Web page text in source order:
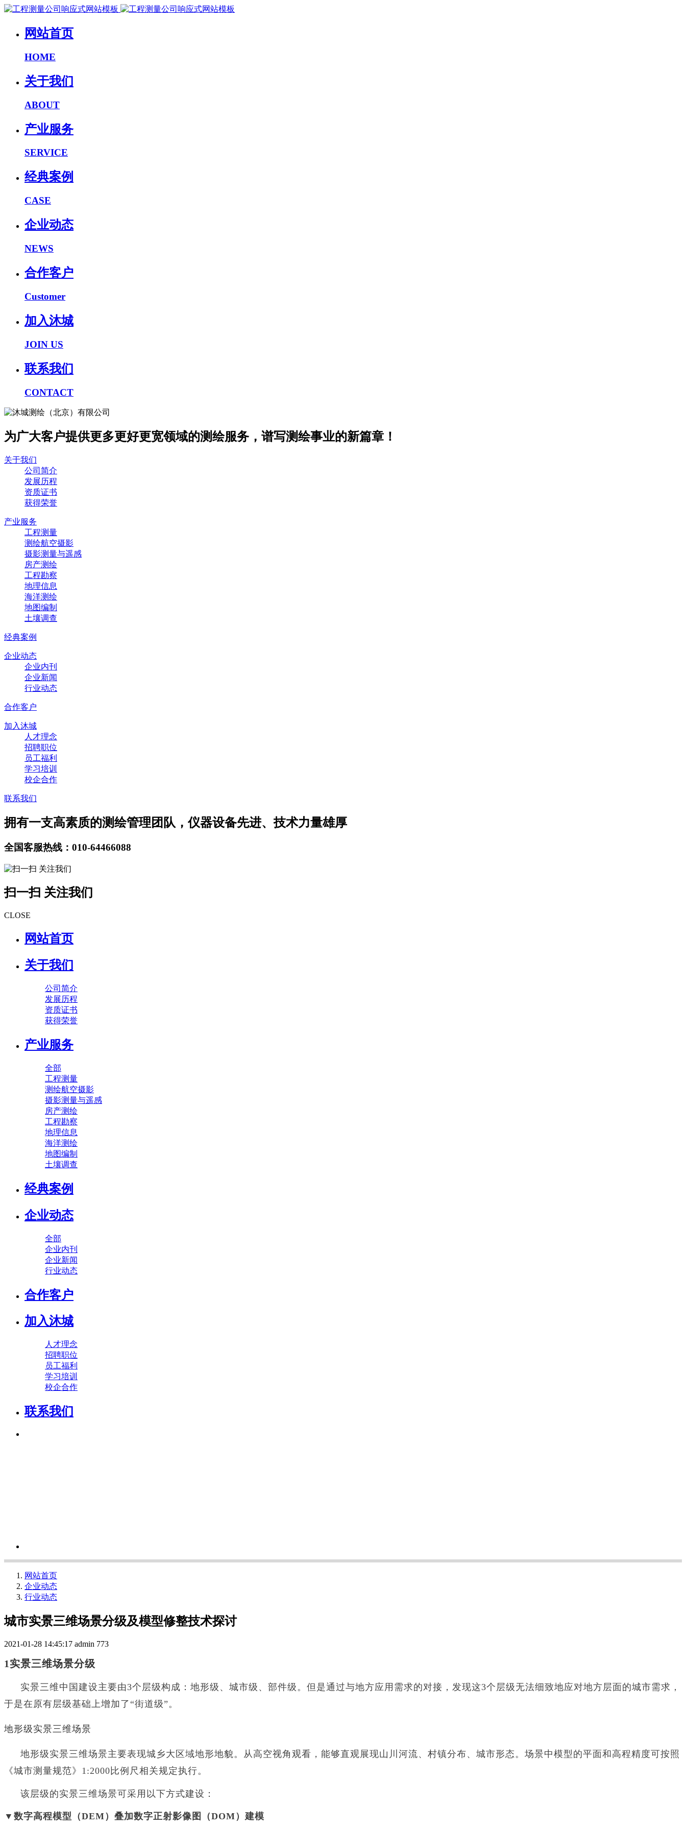
网站首页
HOME
关于我们
ABOUT
产业服务
SERVICE
经典案例
CASE
企业动态
NEWS
合作客户
Customer
加入沐城
JOIN US
联系我们
CONTACT
为广大客户提供更多更好更宽领域的测绘服务，谱写测绘事业的新篇章！
关于我们
公司简介
发展历程
资质证书
获得荣誉
产业服务
工程测量
测绘航空摄影
摄影测量与遥感
房产测绘
工程勘察
地理信息
海洋测绘
地图编制
土壤调查
经典案例
企业动态
企业内刊
企业新闻
行业动态
合作客户
加入沐城
人才理念
招聘职位
员工福利
学习培训
校企合作
联系我们
拥有一支高素质的测绘管理团队，仪器设备先进、技术力量雄厚
全国客服热线：010-64466088
扫一扫 关注我们
CLOSE
网站首页
关于我们
公司简介
发展历程
资质证书
获得荣誉
产业服务
全部
工程测量
测绘航空摄影
摄影测量与遥感
房产测绘
工程勘察
地理信息
海洋测绘
地图编制
土壤调查
经典案例
企业动态
全部
企业内刊
企业新闻
行业动态
合作客户
加入沐城
人才理念
招聘职位
员工福利
学习培训
校企合作
联系我们
网站首页
企业动态
行业动态
城市实景三维场景分级及模型修整技术探讨
2021-01-28 14:45:17 admin 773
1实景三维场景分级
实景三维中国建设主要由3个层级构成：地形级、城市级、部件级。但是通过与地方应用需求的对接，发现这3个层级无法细致地应对地方层面的城市需求，
于是在原有层级基础上增加了“街道级”。
地形级实景三维场景
地形级实景三维场景主要表现城乡大区域地形地貌。从高空视角观看，能够直观展现山川河流、村镇分布、城市形态。场景中模型的平面和高程精度可按照
《城市测量规范》 1:2000比例尺相关规定执行。
该层级的实景三维场景可采用以下方式建设：
▼数字高程模型（DEM）叠加数字正射影像图（DOM）建模